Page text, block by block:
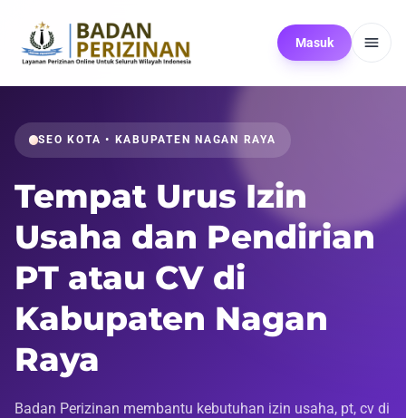
Masuk
SEO KOTA • KABUPATEN NAGAN RAYA
Tempat Urus Izin
Usaha dan Pendirian
PT atau CV di
Kabupaten Nagan
Raya
Badan Perizinan membantu kebutuhan izin usaha, pt, cv di